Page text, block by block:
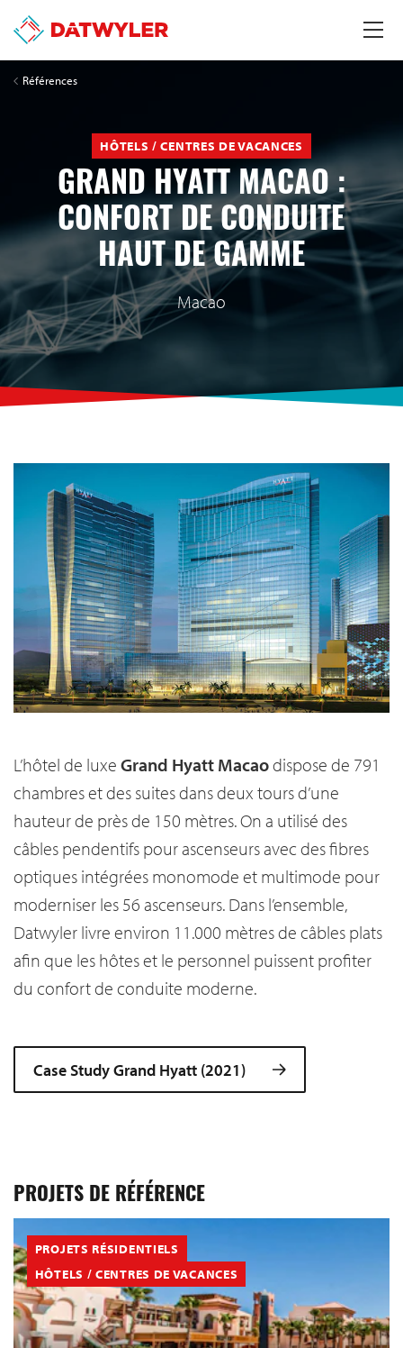
Références
HÔTELS / CENTRES DE VACANCES
GRAND HYATT MACAO :
CONFORT DE CONDUITE
HAUT DE GAMME
Macao
L’hôtel de luxe Grand Hyatt Macaodispose de 791
chambres et des suites dans deux tours d’une
hauteur de près de 150 mètres. On a utilisé des
câbles pendentifs pour ascenseurs avec des fibres
optiques intégrées monomode et multimode pour
moderniser les 56 ascenseurs. Dans l’ensemble,
Datwyler livre environ 11.000 mètres de câbles plats
afin que les hôtes et le personnel puissent profiter
du confort de conduite moderne.
Case Study Grand Hyatt (2021)
PROJETS DE RÉFÉRENCE
PROJETS RÉSIDENTIELS
HÔTELS / CENTRES DE VACANCES